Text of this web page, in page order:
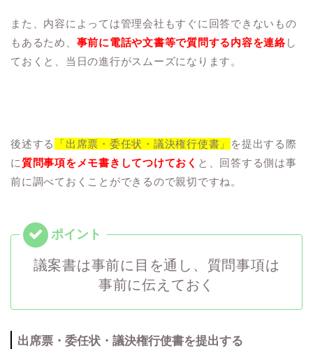
また、内容によっては管理会社もすぐに回答できないもの
もあるため、 事前に電話や文書等で質問する内容を連絡し
ておくと、当日の進行がスムーズになります。
後述する 「出席票・委任状・議決権行使書」
を提出する際
に質問事項をメモ書きしてつけておく と、回答する側は事
前に調べておくことができるので親切ですね。
議案書は事前に目を通し、質問事項は
事前に伝えておく
出席票・委任状・議決権行使書を提出する